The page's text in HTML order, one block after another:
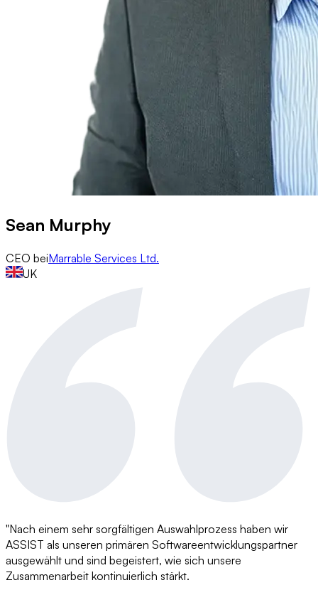
Sean Murphy
CEO beiMarrable Services Ltd.
UK
"Nach einem sehr sorgfältigen Auswahlprozess haben wir
ASSIST als unseren primären Softwareentwicklungspartner
ausgewählt und sind begeistert, wie sich unsere
Zusammenarbeit kontinuierlich stärkt.